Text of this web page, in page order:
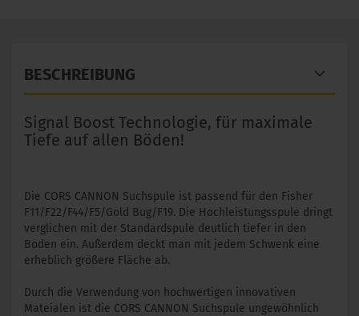
BESCHREIBUNG
Signal Boost Technologie, für maximale
Tiefe auf allen Böden!
Die CORS CANNON Suchspule ist passend für den Fisher
F11/F22/F44/F5/Gold Bug/F19. Die Hochleistungsspule dringt
verglichen mit der Standardspule deutlich tiefer in den
Boden ein. Außerdem deckt man mit jedem Schwenk eine
erheblich größere Fläche ab.
Durch die Verwendung von hochwertigen innovativen
Mateialen ist die CORS CANNON Suchspule ungewöhnlich